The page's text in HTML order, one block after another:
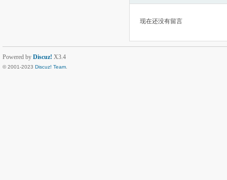
现在还没有留言
Powered by Discuz! X3.4
© 2001-2023 Discuz! Team